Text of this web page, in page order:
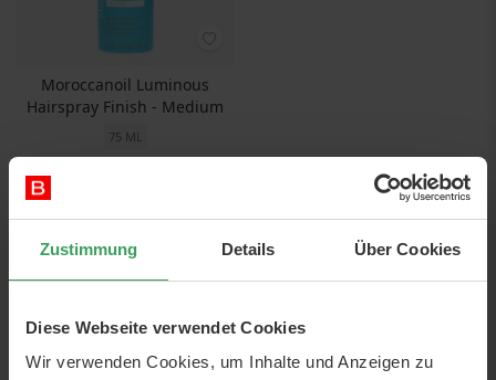
Zustimmung Details Über Cookies
Diese Webseite verwendet Cookies
Wir verwenden Cookies, um Inhalte und Anzeigen zu
Moroccanoil Luminous
Hairspray Finish - Medium
75 ML
Preis9,25 €
In den Warenkorb